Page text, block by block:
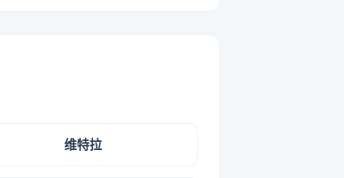
维特拉